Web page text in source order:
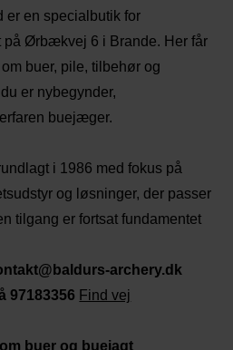
er en specialbutik for
på Ørbækvej 6 i Brande. Her får
buer, pile, tilbehør og
er nybegynder,
buejæger.
i 1986 med fokus på
og løsninger, der passer
tilgang er fortsat fundamentet
archery.dk
97183356 Find vej
buer og buejagt